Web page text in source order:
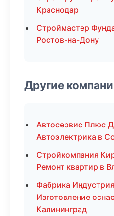
Краснодар
Строймастер
Ростов-на-Дону
Другие
Автосервис Плюс
Автоэлектрика в
Стройкомпания
Ремонт квартир в
Фабрика
Изготовление
Калининград